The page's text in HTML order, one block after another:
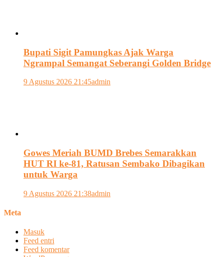
Bupati Sigit Pamungkas Ajak Warga
Ngrampal Semangat Seberangi Golden Bridge
9 Agustus 2026 21:45admin
Gowes Meriah BUMD Brebes Semarakkan
HUT RI ke-81, Ratusan Sembako Dibagikan
untuk Warga
9 Agustus 2026 21:38admin
Meta
Masuk
Feed entri
Feed komentar